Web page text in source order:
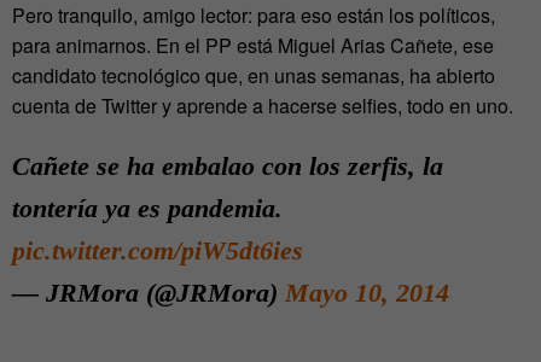
Pero tranquilo, amigo lector: para eso están los políticos,
para animarnos. En el PP está Miguel Arias Cañete, ese
candidato tecnológico que, en unas semanas, ha abierto
cuenta de Twitter y aprende a hacerse selfies, todo en uno.
Cañete se ha embalao con los zerfis, la
tontería ya es pandemia.
pic.twitter.com/piW5dt6ies
— JRMora (@JRMora) Mayo 10, 2014